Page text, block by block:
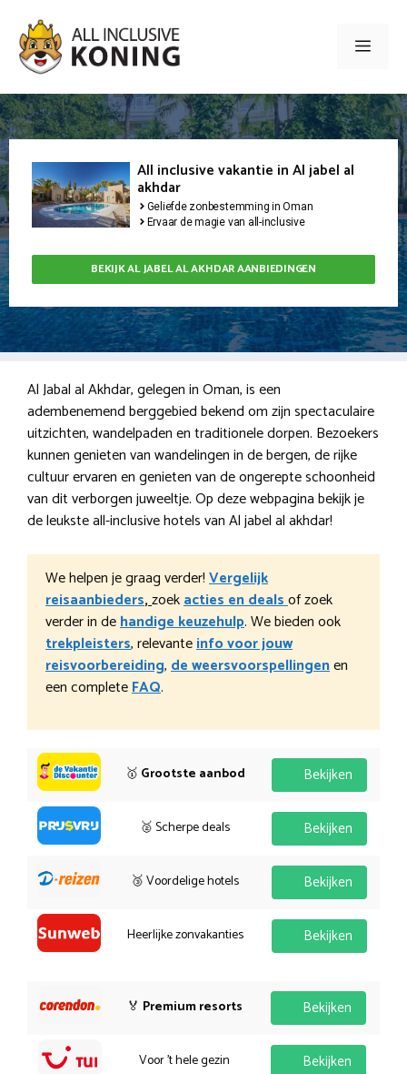
naar
inhoud
Menu
All inclusive vakantie in Al jabel al
akhdar
Geliefde zonbestemming in Oman
Ervaar de magie van all-inclusive
BEKIJK AL JABEL AL AKHDAR AANBIEDINGEN
Al Jabal al Akhdar, gelegen in Oman, is een
adembenemend berggebied bekend om zijn spectaculaire
uitzichten, wandelpaden en traditionele dorpen. Bezoekers
kunnen genieten van wandelingen in de bergen, de rijke
cultuur ervaren en genieten van de ongerepte schoonheid
van dit verborgen juweeltje. Op deze webpagina bekijk je
de leukste all-inclusive hotels van Al jabel al akhdar!
We helpen je graag verder!Vergelijk
reisaanbieders,zoekacties en dealsof zoek
verder in dehandige keuzehulp. We bieden ook
trekpleisters, relevanteinfo voor jouw
reisvoorbereiding,de weersvoorspellingenen
een completeFAQ.
🥇 Grootste aanbod Bekijken
🥈 Scherpe deals Bekijken
🥉 Voordelige hotels Bekijken
Heerlijke zonvakanties Bekijken
🏅 Premium resorts Bekijken
Voor 't hele gezin Bekijken